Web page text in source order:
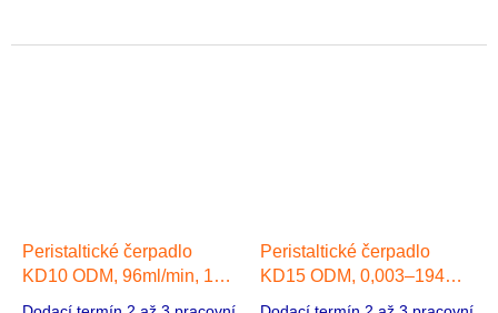
Peristaltické čerpadlo
KD10 ODM, 96ml/min, 1
Peristaltické čerpadlo
KD15 ODM, 0,003–194